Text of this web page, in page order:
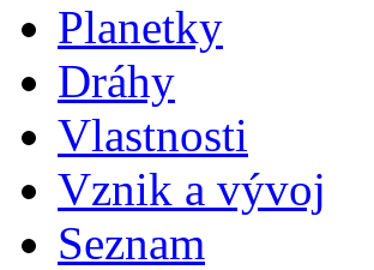
Planetky
Dráhy
Vlastnosti
Vznik a vývoj
Seznam